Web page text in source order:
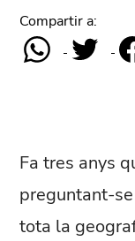
Compartir a:
Fa tres anys
preguntant-
tota la